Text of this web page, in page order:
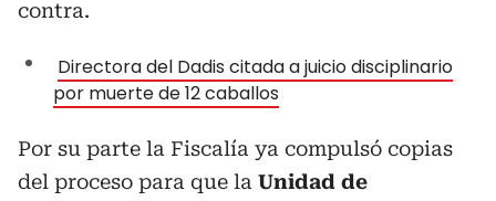
contra.
Directora del Dadis citada a juicio disciplinario
por muerte de 12 caballos
Por su parte la Fiscalía ya compulsó copias
del proceso para que la Unidad de